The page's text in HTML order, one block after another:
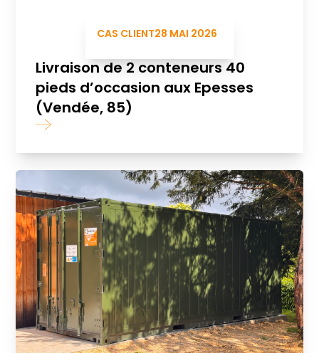
CAS CLIENT28 MAI 2026
Livraison de 2 conteneurs 40
pieds d’occasion aux Epesses
(Vendée, 85)